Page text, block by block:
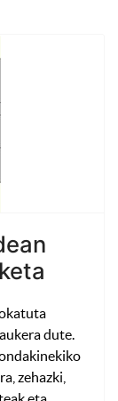
dute.
zehazki,